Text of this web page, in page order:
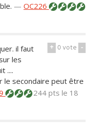
—OC226
+ 0vote -
il faut
les
....
le secondaire peut être
244 ptsle 18